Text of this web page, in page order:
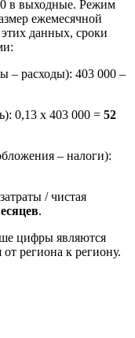
в выходные. Режим
ежемесячной
данных, сроки
– расходы): 403 000 –
0,13 х 403 000 = 52
– налоги):
/ чистая
.
цифры являются
региона к региону.